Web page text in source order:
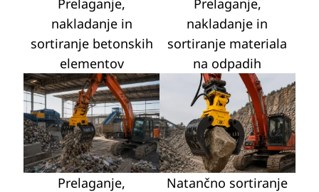
Prelaganje,
nakladanje in
sortiranje betonskih
elementov
Prelaganje,
nakladanje in
sortiranje materiala
na odpadih
Prelaganje,
Natančno sortiranje